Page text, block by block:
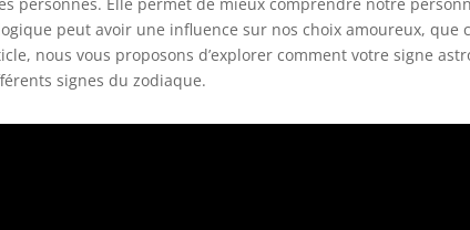
peut avoir une influence sur nos choix amoureux, que
nous vous proposons d’explorer comment votre signe
signes du zodiaque.